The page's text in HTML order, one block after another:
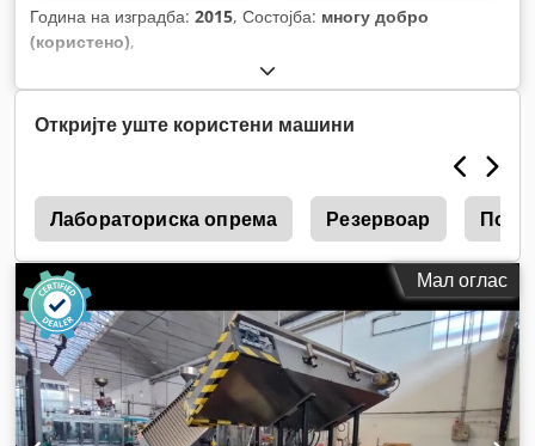
Година на изградба: 2015, Состојба: многу добро
(користено),
Откријте уште користени машини
Лабораториска опрема Резервоар
Мал оглас